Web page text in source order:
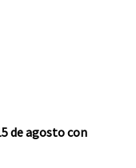
de agosto con